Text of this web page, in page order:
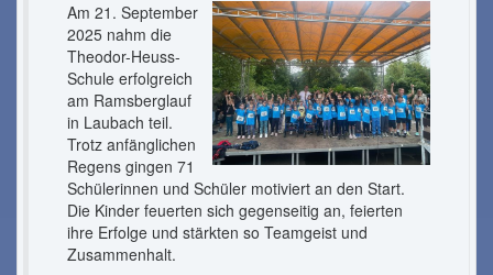
Am 21. September
2025 nahm die
Theodor-Heuss-
Schule erfolgreich
am Ramsberglauf
in Laubach teil.
Trotz anfänglichen
Regens gingen 71
Schülerinnen und Schüler motiviert an den Start.
Die Kinder feuerten sich gegenseitig an, feierten
ihre Erfolge und stärkten so Teamgeist und
Zusammenhalt.